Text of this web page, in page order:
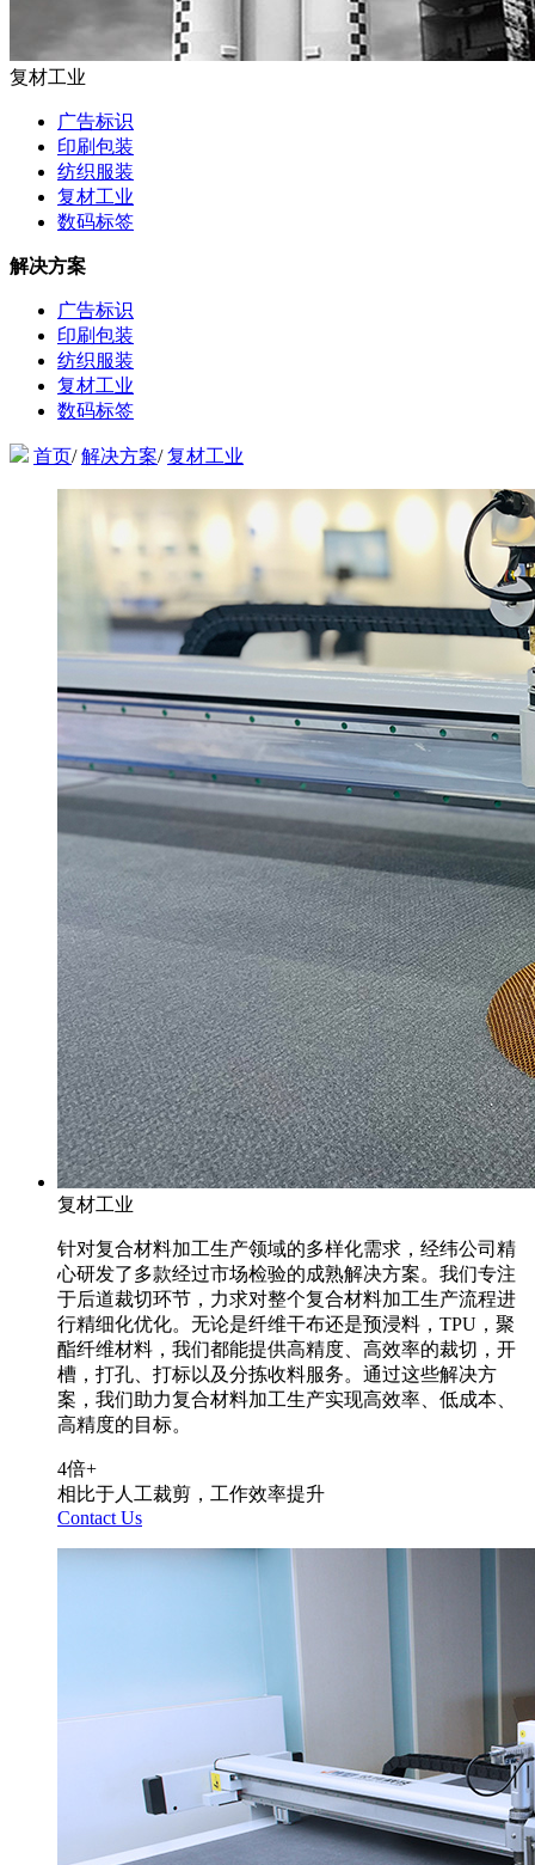
复材工业
广告标识
印刷包装
纺织服装
复材工业
数码标签
解决方案
广告标识
印刷包装
纺织服装
复材工业
数码标签
首页/解决方案/复材工业
复材工业
针对复合材料加工生产领域的多样化需求，经纬公司精
心研发了多款经过市场检验的成熟解决方案。我们专注
于后道裁切环节，力求对整个复合材料加工生产流程进
行精细化优化。无论是纤维干布还是预浸料，TPU，聚
酯纤维材料，我们都能提供高精度、高效率的裁切，开
槽，打孔、打标以及分拣收料服务。通过这些解决方
案，我们助力复合材料加工生产实现高效率、低成本、
高精度的目标。
4倍+
相比于人工裁剪，工作效率提升
Contact Us